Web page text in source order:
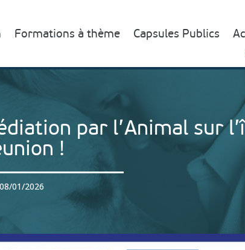
Formations à thème Capsules Publics
par l’Animal sur
!
08/01/2026